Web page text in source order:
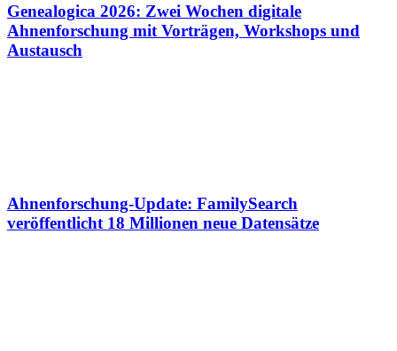
Genealogica 2026: Zwei Wochen digitale
Ahnenforschung mit Vorträgen, Workshops und
Austausch
Ahnenforschung-Update: FamilySearch
veröffentlicht 18 Millionen neue Datensätze